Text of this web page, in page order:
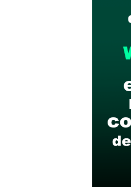
El 08
(Desde las 00:00 hrs hasta
Nota: Cumplir con los
No entran a evaluación
postulaciones que no